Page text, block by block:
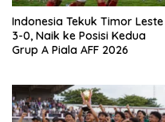
Indonesia Tekuk Timor Leste
3-0, Naik ke Posisi Kedua
Grup A Piala AFF 2026